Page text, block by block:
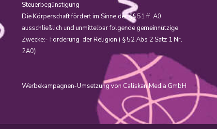
Steuerbegünstigung
Die Körperschaft fördert im Sinne der §§ 51 ff. A0
ausschließlich und unmittelbar folgende gemeinnützige
Zwecke:- Förderung der Religion ( § 52 Abs 2 Satz 1 Nr.
2A0)
Werbekampagnen-Umsetzung von Caliskan Media GmbH